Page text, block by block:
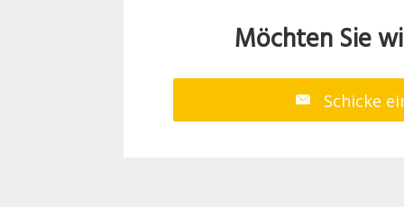
Möchten Sie
Schicke